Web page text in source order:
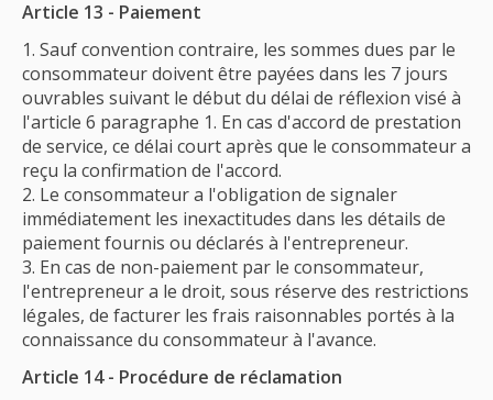
Article 13 - Paiement
Sauf convention contraire, les sommes dues par le
consommateur doivent être payées dans les 7 jours
ouvrables suivant le début du délai de réflexion visé à
l'article 6 paragraphe 1. En cas d'accord de prestation
de service, ce délai court après que le consommateur a
reçu la confirmation de l'accord.
Le consommateur a l'obligation de signaler
immédiatement les inexactitudes dans les détails de
paiement fournis ou déclarés à l'entrepreneur.
En cas de non-paiement par le consommateur,
l'entrepreneur a le droit, sous réserve des restrictions
légales, de facturer les frais raisonnables portés à la
connaissance du consommateur à l'avance.
Article 14 - Procédure de réclamation